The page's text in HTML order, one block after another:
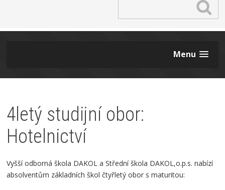
Menu
4letý studijní obor:
Hotelnictví
Vyšší odborná škola DAKOL a Střední škola DAKOL,o.p.s. nabízí
absolventům základních škol čtyřletý obor s maturitou: